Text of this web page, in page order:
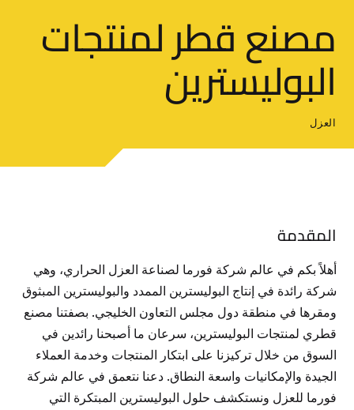
مصنع قطر لمنتجات
البوليسترين
العزل
المقدمة
أهلاً بكم في عالم شركة فورما لصناعة العزل الحراري، وهي
شركة رائدة في إنتاج البوليسترين الممدد والبوليسترين المبثوق
ومقرها في منطقة دول مجلس التعاون الخليجي. بصفتنا مصنع
قطري لمنتجات البوليسترين، سرعان ما أصبحنا رائدين في
السوق من خلال تركيزنا على ابتكار المنتجات وخدمة العملاء
الجيدة والإمكانيات واسعة النطاق. دعنا نتعمق في عالم شركة
فورما للعزل ونستكشف حلول البوليسترين المبتكرة التي